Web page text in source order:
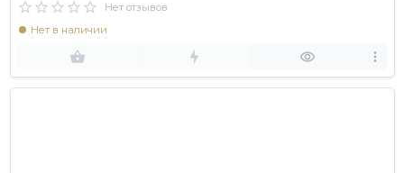
Нет отзывов
Нет в наличии